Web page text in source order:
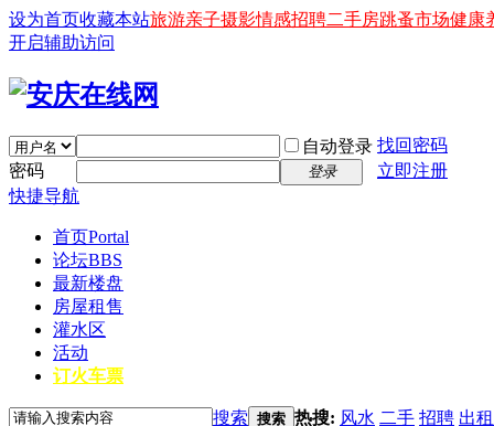
设为首页收藏本站旅游亲子摄影情感招聘二手房跳蚤市场健康
开启辅助访问
自动登录 找回密码
密码
登录
立即注册
快捷导航
首页Portal
论坛BBS
最新楼盘
房屋租售
灌水区
活动
订火车票
搜索 搜索 热搜: 风水 二手 招聘 出租